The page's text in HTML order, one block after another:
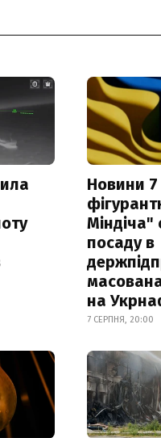
Новини
посаду в
на
7 СЕРПНЯ, 20:00